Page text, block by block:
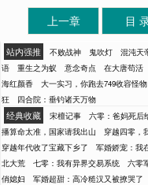
上一章 目
站内强推 不败战神 鬼吹灯 混沌天
语
重生之为蚁 意念奇点 在大唐苟活
海红颜香
大一实习，你跑去749收容怪物
狂
四合院：垂钓诸天万物
经典收藏 宋檀记事 六零：爸妈死后
播算命太准，国家请我出山
穿越四零，
穿越年代收了宝藏下乡了
军婚娇宠：我
北大荒
七零：我有异界交易系统 六零
俏媳妇
军婚超甜：高冷糙汉又被撩哭了